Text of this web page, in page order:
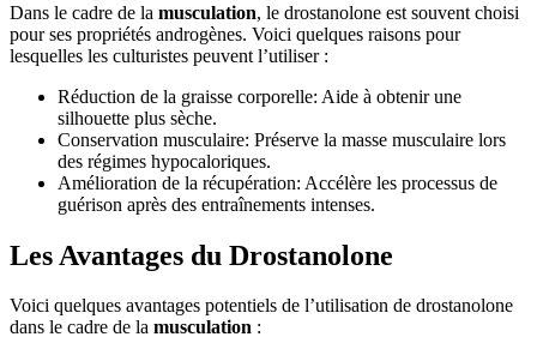
Dans le cadre de la musculation, le drostanolone est souvent choisi
pour ses propriétés androgènes. Voici quelques raisons pour
lesquelles les culturistes peuvent l’utiliser :
Réduction de la graisse corporelle: Aide à obtenir une
silhouette plus sèche.
Conservation musculaire: Préserve la masse musculaire lors
des régimes hypocaloriques.
Amélioration de la récupération: Accélère les processus de
guérison après des entraînements intenses.
Les Avantages du Drostanolone
Voici quelques avantages potentiels de l’utilisation de drostanolone
dans le cadre de la musculation :